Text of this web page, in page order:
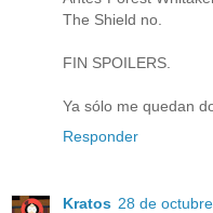
The Shield no.
FIN SPOILERS.
Ya sólo me quedan
Responder
Kratos 28 de